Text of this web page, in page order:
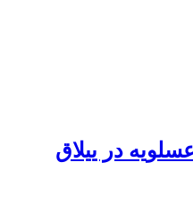
در ييلاق